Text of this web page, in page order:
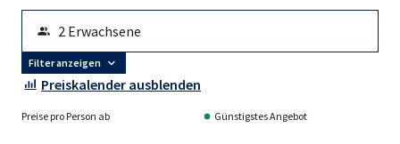
Filter anzeigen
Preiskalender ausblenden
Preise pro Person ab Günstigstes Angebot